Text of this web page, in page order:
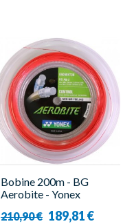
Bobine 200m - BG
Aerobite - Yonex
210,90 € 189,81 €